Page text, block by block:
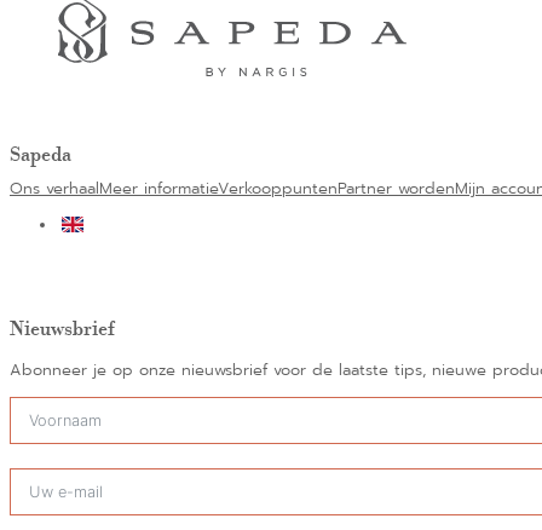
Sapeda
Ons verhaalMeer informatieVerkooppuntenPartner wordenMijn
Nieuwsbrief
Abonneer je op onze nieuwsbrief voor de laatste tips, nieuwe